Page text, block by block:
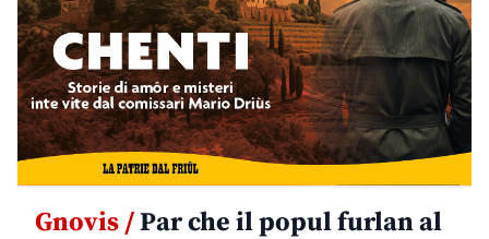
Gnovis /Par che il popul furlan al